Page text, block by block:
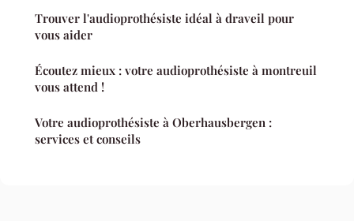
Trouver l'audioprothésiste idéal à draveil pour
vous aider
Écoutez mieux : votre audioprothésiste à montreuil
vous attend !
Votre audioprothésiste à Oberhausbergen :
services et conseils